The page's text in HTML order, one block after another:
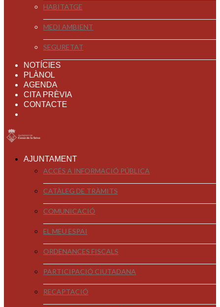
HABITATGE
MEDI AMBIENT
SEGURETAT
NOTÍCIES
PLÀNOL
AGENDA
CITA PRÈVIA
CONTACTE
AJUNTAMENT
ACCÉS A INFORMACIÓ PÚBLICA
CATÀLEG DE TRÀMITS
COMUNICACIÓ
EL MEU ESPAI
ORDENANCES FISCALS
PARTICIPACIÓ CIUTADANA
RECAPTACIÓ